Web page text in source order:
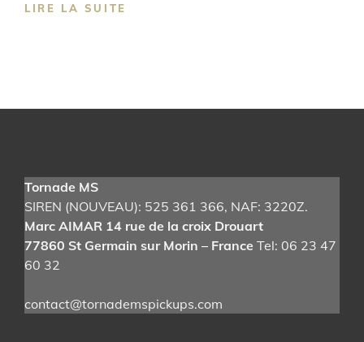
LIRE LA SUITE
Tornade MS
SIREN (NOUVEAU): 525 361 366, NAF: 3220Z.
Marc AIMAR 14 rue de la croix Drouart
77860 St Germain sur Morin – France Tel: 06 23 47
60 32
contact@tornademspickups.com